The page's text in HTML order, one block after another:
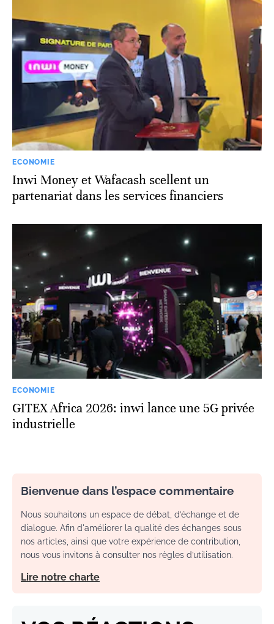
ECONOMIE
Inwi Money et Wafacash scellent un
partenariat dans les services financiers
ECONOMIE
GITEX Africa 2026: inwi lance une 5G privée
industrielle
Bienvenue dans l’espace commentaire
Nous souhaitons un espace de débat, d’échange et de
dialogue. Afin d'améliorer la qualité des échanges sous
nos articles, ainsi que votre expérience de contribution,
nous vous invitons à consulter nos règles d’utilisation.
Lire notre charte